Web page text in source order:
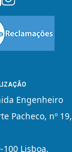
Engenheiro
Pacheco, nº 19,
100 Lisboa,